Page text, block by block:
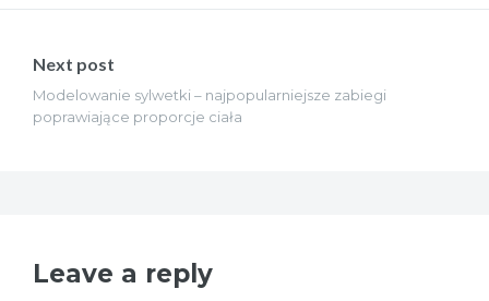
Next post
Modelowanie sylwetki – najpopularniejsze zabiegi
poprawiające proporcje ciała
Leave a reply